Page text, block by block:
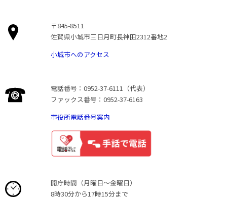
〒845-8511
佐賀県小城市三日月町長神田2312番地2
小城市へのアクセス
電話番号：0952-37-6111（代表）
ファックス番号：0952-37-6163
市役所電話番号案内
開庁時間（月曜日〜金曜日）
8時30分から17時15分まで